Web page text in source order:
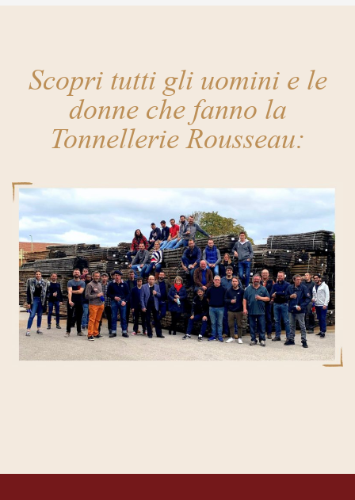
Scopri tutti gli uomini e le
donne che fanno la
Tonnellerie Rousseau: